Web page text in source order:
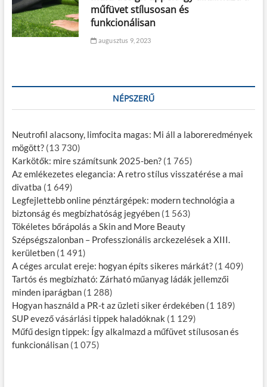
műfüvet stílusosan és
funkcionálisan
augusztus 9, 2023
NÉPSZERŰ
Neutrofil alacsony, limfocita magas: Mi áll a laboreredmények
mögött? (13 730)
Karkötők: mire számítsunk 2025-ben? (1 765)
Az emlékezetes elegancia: A retro stílus visszatérése a mai
divatba (1 649)
Legfejlettebb online pénztárgépek: modern technológia a
biztonság és megbízhatóság jegyében (1 563)
Tökéletes bőrápolás a Skin and More Beauty
Szépségszalonban – Professzionális arckezelések a XIII.
kerületben (1 491)
A céges arculat ereje: hogyan építs sikeres márkát? (1 409)
Tartós és megbízható: Zárható műanyag ládák jellemzői
minden iparágban (1 288)
Hogyan használd a PR-t az üzleti siker érdekében (1 189)
SUP evező vásárlási tippek haladóknak (1 129)
Műfű design tippek: Így alkalmazd a műfüvet stílusosan és
funkcionálisan (1 075)